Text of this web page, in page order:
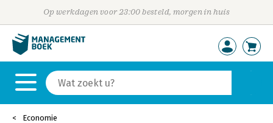
Op werkdagen voor 23:00 besteld, morgen in huis
Economie